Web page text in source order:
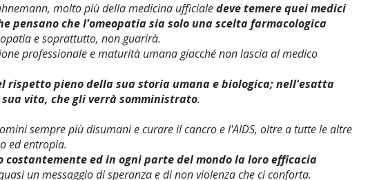
molto più della medicina ufficialedeve temere quei medici
pensano che l'omeopatia sia solo una scelta farmacologica
e soprattutto, non guarirà.
professionale e maturità umana giacché non lascia al medico
rispetto pieno della sua storia umana e biologica; nell'esatta
vita, che gli verrà somministrato.
sempre più disumani e curare il cancro e l'AIDS, oltre a tutte le altre
ed entropia.
costantemente ed in ogni parte del mondo la loro efficacia
un messaggio di speranza e di non violenza che ci conforta.